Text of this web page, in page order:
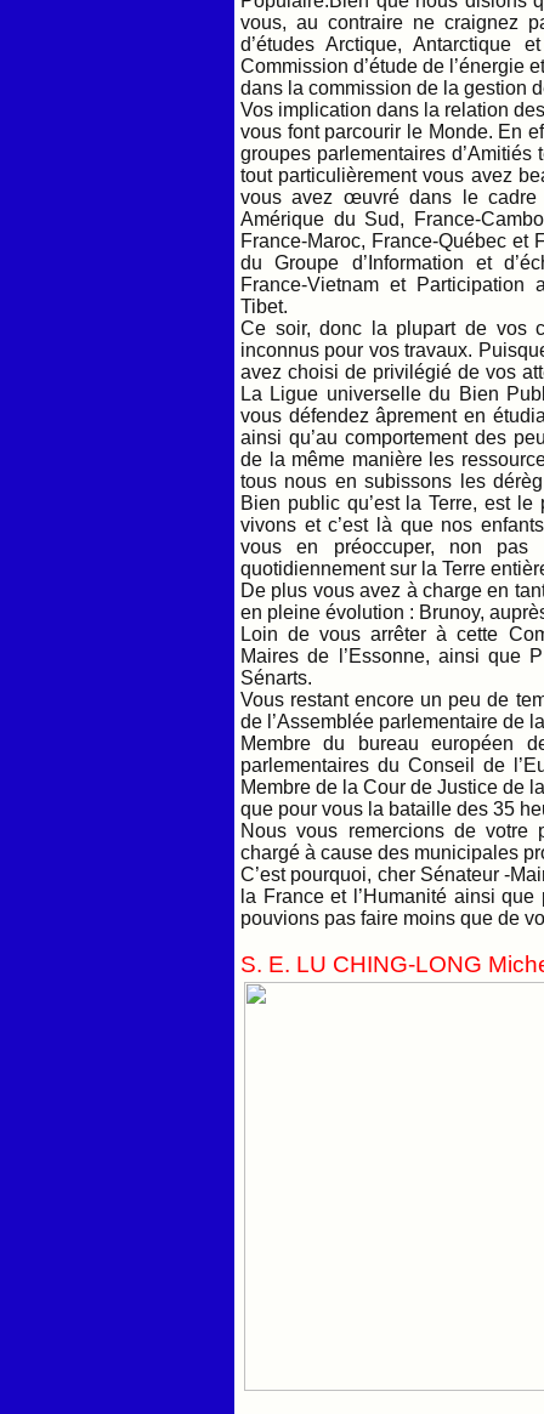
vous, au contraire ne craignez
d’études Arctique, Antarctique
Commission d’étude de l’énergie
dans la commission de la gestion
Vos implication dans la relation
vous font parcourir le Monde. En
groupes parlementaires
tout particulièrement vous avez
vous avez œuvré dans le cadre
Amérique du Sud, France-
France-Maroc, France-Québec et
du Groupe d’Information et
France-Vietnam et Participation
Tibet.
Ce soir, donc la plupart de vos
inconnus pour vos travaux.
avez choisi de privilégié de vos
La Ligue universelle du Bien
vous défendez âprement en
ainsi qu’au comportement des
de la même manière les
tous nous en subissons les
Bien public qu’est la Terre, est
vivons et c’est là que nos
vous en préoccuper, non pas
quotidiennement sur la Terre
De plus vous avez à charge en
en pleine évolution : Brunoy,
Loin de vous arrêter à cette
Maires de l’Essonne, ainsi que
Sénarts.
Vous restant encore un peu de
de l’Assemblée parlementaire de
Membre du bureau européen
parlementaires du Conseil de
Membre de la Cour de Justice de
que pour vous la bataille des 35
Nous vous remercions de
chargé à cause des municipales
C’est pourquoi, cher Sénateur -
la France et l’Humanité ainsi
pouvions pas faire moins que
S. E. LU CHING-LONG